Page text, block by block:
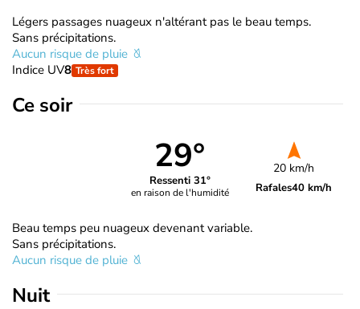
Légers passages nuageux n'altérant pas le beau temps.
Sans précipitations.
Aucun risque de pluie
Indice UV8 Très fort
Ce soir
29°
Ressenti 31°
en raison de l'humidité
20 km/h
Rafales40 km/h
Beau temps peu nuageux devenant variable.
Sans précipitations.
Aucun risque de pluie
Nuit